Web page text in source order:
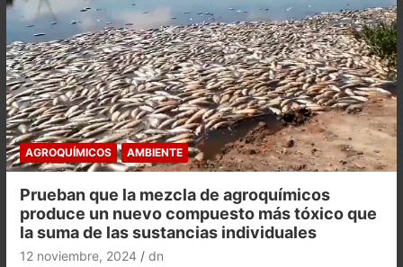
AGROQUÍMICOS AMBIENTE
Prueban que la mezcla de agroquímicos
produce un nuevo compuesto más tóxico que
la suma de las sustancias individuales
12 noviembre, 2024 dn